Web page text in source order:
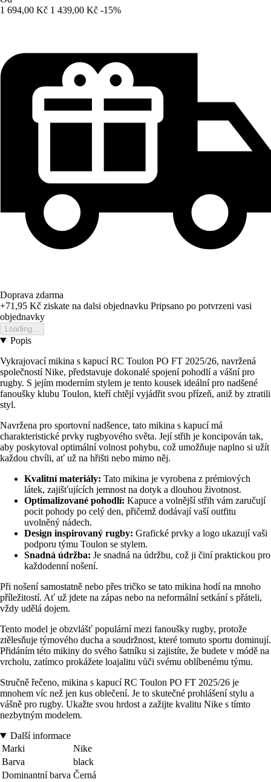
1 694,00 Kč 1 439,00 Kč -15%
Doprava zdarma
+71,95 Kč ziskate na dalsi objednavku Pripsano po potvrzeni vasi
objednavky
Loading...
Popis
Vykrajovací mikina s kapucí RC Toulon PO FT 2025/26, navržená
společností Nike, představuje dokonalé spojení pohodlí a vášní pro
rugby. S jejím moderním stylem je tento kousek ideální pro nadšené
fanoušky klubu Toulon, kteří chtějí vyjádřit svou přízeň, aniž by ztratili
styl.
Navržena pro sportovní nadšence, tato mikina s kapucí má
charakteristické prvky rugbyového světa. Její střih je koncipován tak,
aby poskytoval optimální volnost pohybu, což umožňuje naplno si užít
každou chvíli, ať už na hřišti nebo mimo něj.
Kvalitní materiály: Tato mikina je vyrobena z prémiových
látek, zajišťujících jemnost na dotyk a dlouhou životnost.
Optimalizované pohodlí: Kapuce a volnější střih vám zaručují
pocit pohody po celý den, přičemž dodávají vaší outfitu
uvolněný nádech.
Design inspirovaný rugby: Grafické prvky a logo ukazují vaši
podporu týmu Toulon se stylem.
Snadná údržba: Je snadná na údržbu, což ji činí praktickou pro
každodenní nošení.
Při nošení samostatně nebo přes tričko se tato mikina hodí na mnoho
příležitostí. Ať už jdete na zápas nebo na neformální setkání s přáteli,
vždy udělá dojem.
Tento model je obzvlášť populární mezi fanoušky rugby, protože
ztělesňuje týmového ducha a soudržnost, které tomuto sportu dominují.
Přidáním této mikiny do svého šatníku si zajistíte, že budete v módě na
vrcholu, zatímco prokážete loajalitu vůči svému oblíbenému týmu.
Stručně řečeno, mikina s kapucí RC Toulon PO FT 2025/26 je
mnohem víc než jen kus oblečení. Je to skutečné prohlášení stylu a
vášně pro rugby. Ukažte svou hrdost a zažijte kvalitu Nike s tímto
nezbytným modelem.
Další informace
Marki
Nike
Barva
black
Dominantní barva Černá